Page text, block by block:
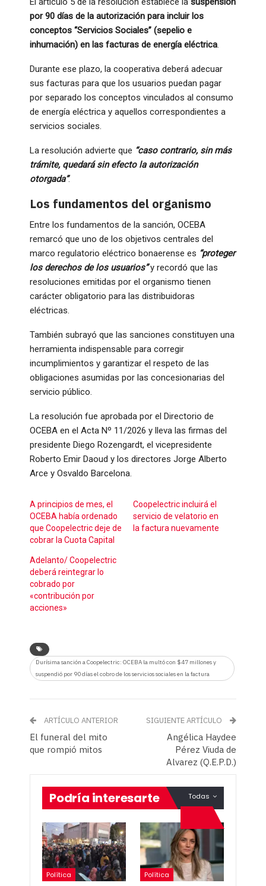
por 90 días de la autorización para incluir los
conceptos “Servicios Sociales” (sepelio e
inhumación) en las facturas de energía eléctrica.
Durante ese plazo, la cooperativa deberá adecuar
sus facturas para que los usuarios puedan pagar
por separado los conceptos vinculados al consumo
de energía eléctrica y aquellos correspondientes a
servicios sociales.
La resolución advierte que “caso contrario, sin más
trámite, quedará sin efecto la autorización
otorgada”.
Los fundamentos del organismo
Entre los fundamentos de la sanción, OCEBA
remarcó que uno de los objetivos centrales del
marco regulatorio eléctrico bonaerense es “proteger
los derechos de los usuarios”y recordó que las
resoluciones emitidas por el organismo tienen
carácter obligatorio para las distribuidoras
eléctricas.
También subrayó que las sanciones constituyen una
herramienta indispensable para corregir
incumplimientos y garantizar el respeto de las
obligaciones asumidas por las concesionarias del
servicio público.
La resolución fue aprobada por el Directorio de
OCEBA en el Acta Nº 11/2026 y lleva las firmas del
presidente Diego Rozengardt, el vicepresidente
Roberto Emir Daoud y los directores Jorge Alberto
Arce y Osvaldo Barcelona.
A principios de mes, el
OCEBA había ordenado
que Coopelectric deje de
cobrar la Cuota Capital
Coopelectric incluirá el
servicio de velatorio en
la factura nuevamente
Adelanto/ Coopelectric
deberá reintegrar lo
cobrado por
«contribución por
acciones»
Durísima sanción a Coopelectric: OCEBA la multó con $47 millones y
suspendió por 90 días el cobro de los servicios sociales en la factura
ARTÍCULO ANTERIOR
El funeral del mito
que rompió mitos
SIGUIENTE ARTÍCULO
Angélica Haydee
Pérez Viuda de
Alvarez (Q.E.P.D.)
Todas
Podría interesarte
Política Política